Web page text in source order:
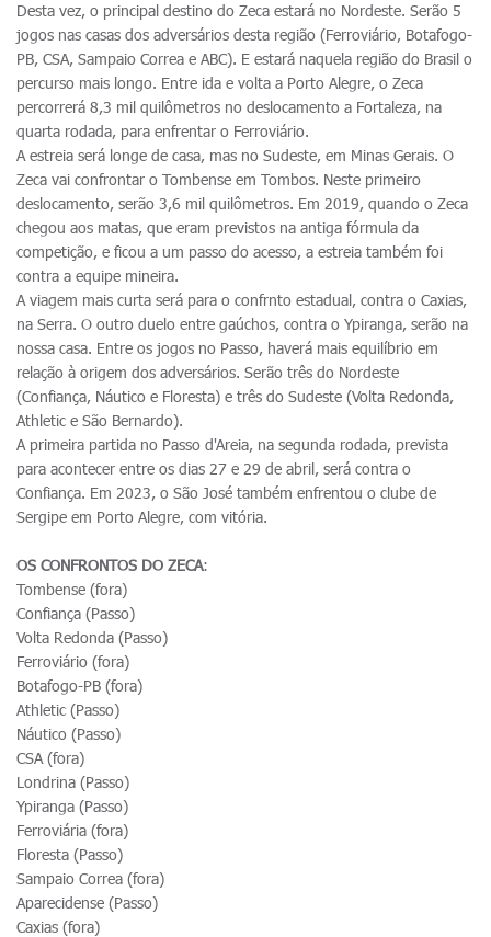
Desta vez, o principal destino do Zeca estará no Nordeste. Serão 5
jogos nas casas dos adversários desta região (Ferroviário, Botafogo-
PB, CSA, Sampaio Correa e ABC). E estará naquela região do Brasil o
percurso mais longo. Entre ida e volta a Porto Alegre, o Zeca
percorrerá 8,3 mil quilômetros no deslocamento a Fortaleza, na
quarta rodada, para enfrentar o Ferroviário.
A estreia será longe de casa, mas no Sudeste, em Minas Gerais. O
Zeca vai confrontar o Tombense em Tombos. Neste primeiro
deslocamento, serão 3,6 mil quilômetros. Em 2019, quando o Zeca
chegou aos matas, que eram previstos na antiga fórmula da
competição, e ficou a um passo do acesso, a estreia também foi
contra a equipe mineira.
A viagem mais curta será para o confrnto estadual, contra o Caxias,
na Serra. O outro duelo entre gaúchos, contra o Ypiranga, serão na
nossa casa. Entre os jogos no Passo, haverá mais equilíbrio em
relação à origem dos adversários. Serão três do Nordeste
(Confiança, Náutico e Floresta) e três do Sudeste (Volta Redonda,
Athletic e São Bernardo).
A primeira partida no Passo d'Areia, na segunda rodada, prevista
para acontecer entre os dias 27 e 29 de abril, será contra o
Confiança. Em 2023, o São José também enfrentou o clube de
Sergipe em Porto Alegre, com vitória.
OS CONFRONTOS DO ZECA:
Tombense (fora)
Confiança (Passo)
Volta Redonda (Passo)
Ferroviário (fora)
Botafogo-PB (fora)
Athletic (Passo)
Náutico (Passo)
CSA (fora)
Londrina (Passo)
Ypiranga (Passo)
Ferroviária (fora)
Floresta (Passo)
Sampaio Correa (fora)
Aparecidense (Passo)
Caxias (fora)